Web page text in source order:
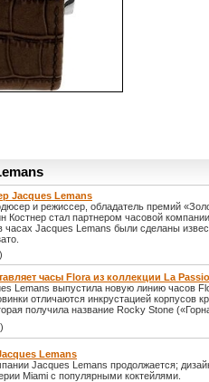
Jacques Lemans
и режиссер, обладатель премий
Костнер стал партнером часовой
часах Jacques Lemans были сделаны
часы Flora из коллекции La
Lemans выпустила новую линию часов
отличаются инкрустацией корпусов
получила название Rocky Stone
Lemans
Jacques Lemans продолжается;
Miami с популярными коктейлями.